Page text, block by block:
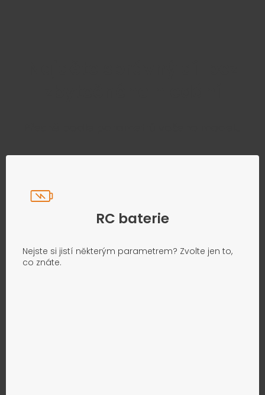
RC baterie
Nejste si jistí některým parametrem? Zvolte jen to,
co znáte.